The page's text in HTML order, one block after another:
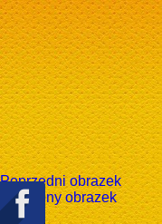
Poprzedni obrazek
Następny obrazek